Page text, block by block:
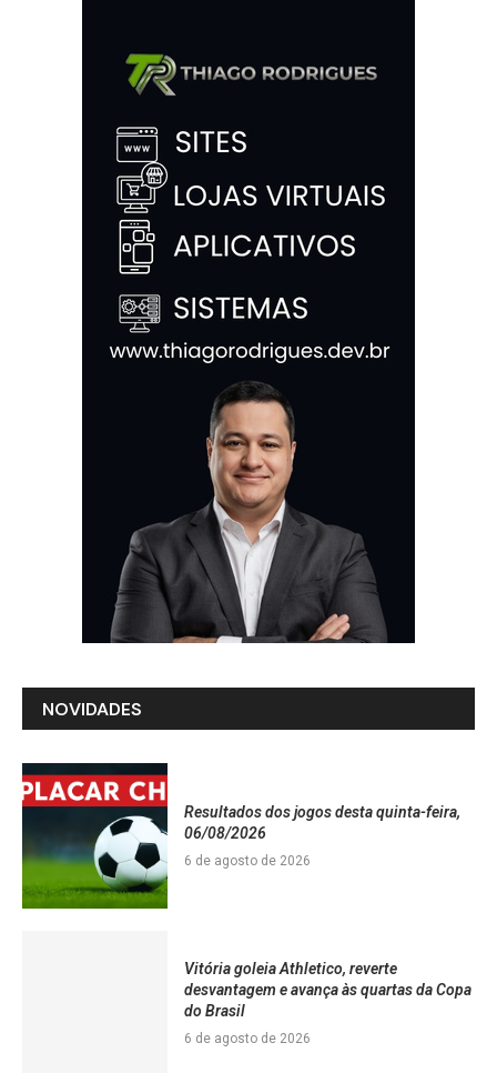
NOVIDADES
Resultados dos jogos desta quinta-feira,
06/08/2026
6 de agosto de 2026
Vitória goleia Athletico, reverte
desvantagem e avança às quartas da Copa
do Brasil
6 de agosto de 2026